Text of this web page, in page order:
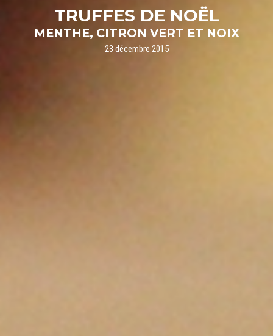
TRUFFES DE NOËL
MENTHE, CITRON VERT ET NOIX
23 décembre 2015